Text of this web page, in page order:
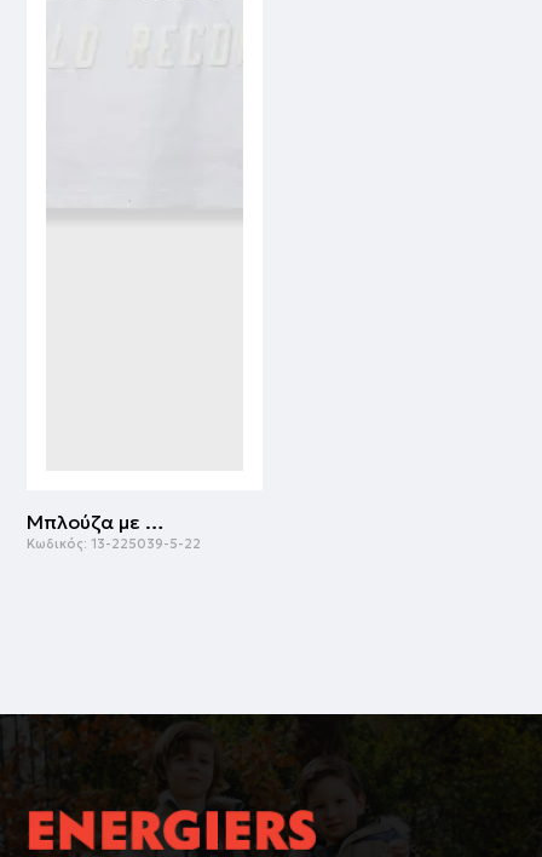
Μπλούζα με τύπωμα για αγόρι | ΛΕΥΚΟ
Κωδικός: 13-225039-5-22